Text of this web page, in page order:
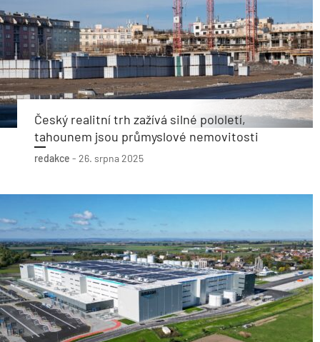
Český realitní trh zažívá silné pololetí,
tahounem jsou průmyslové nemovitosti
redakce - 26. srpna 2025